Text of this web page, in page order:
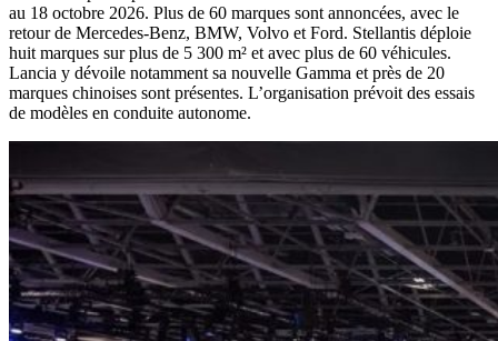
au 18 octobre 2026. Plus de 60 marques sont annoncées, avec le
retour de Mercedes-Benz, BMW, Volvo et Ford. Stellantis déploie
huit marques sur plus de 5 300 m² et avec plus de 60 véhicules.
Lancia y dévoile notamment sa nouvelle Gamma et près de 20
marques chinoises sont présentes. L’organisation prévoit des essais
de modèles en conduite autonome.